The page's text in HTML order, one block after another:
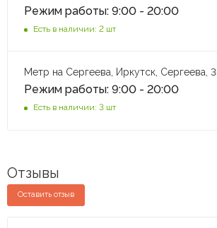
Режим работы: 9:00 - 20:00
Есть в наличии: 2 шт
Метр на Сергеева, Иркутск, Сергеева, 3
Режим работы: 9:00 - 20:00
Есть в наличии: 3 шт
Отзывы
Оставить отзыв